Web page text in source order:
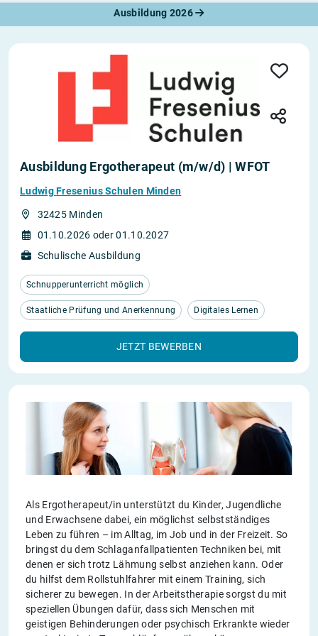
Ausbildung 2026
Ausbildung Ergotherapeut (m/w/d) | WFOT
Ludwig Fresenius Schulen Minden
32425 Minden
01.10.2026 oder 01.10.2027
Schulische Ausbildung
Schnupperunterricht möglich
Staatliche Prüfung und Anerkennung Digitales Lernen
JETZT BEWERBEN
Als Ergotherapeut/in unterstützt du Kinder, Jugendliche
und Erwachsene dabei, ein möglichst selbstständiges
Leben zu führen – im Alltag, im Job und in der Freizeit. So
bringst du dem Schlaganfallpatienten Techniken bei, mit
denen er sich trotz Lähmung selbst anziehen kann. Oder
du hilfst dem Rollstuhlfahrer mit einem Training, sich
sicherer zu bewegen. In der Arbeitstherapie sorgst du mit
speziellen Übungen dafür, dass sich Menschen mit
geistigen Behinderungen oder psychisch Erkrankte wieder